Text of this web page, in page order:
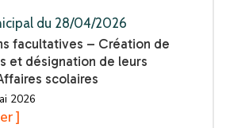
du 28/04/2026
facultatives – Création de
et désignation de leurs
scolaires
2026
]